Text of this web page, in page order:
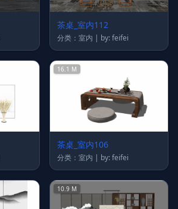
茶桌_室内112
分类：室内 | by: feifei
16.1 M
茶桌_室内106
分类：室内 | by: feifei
10.9 M